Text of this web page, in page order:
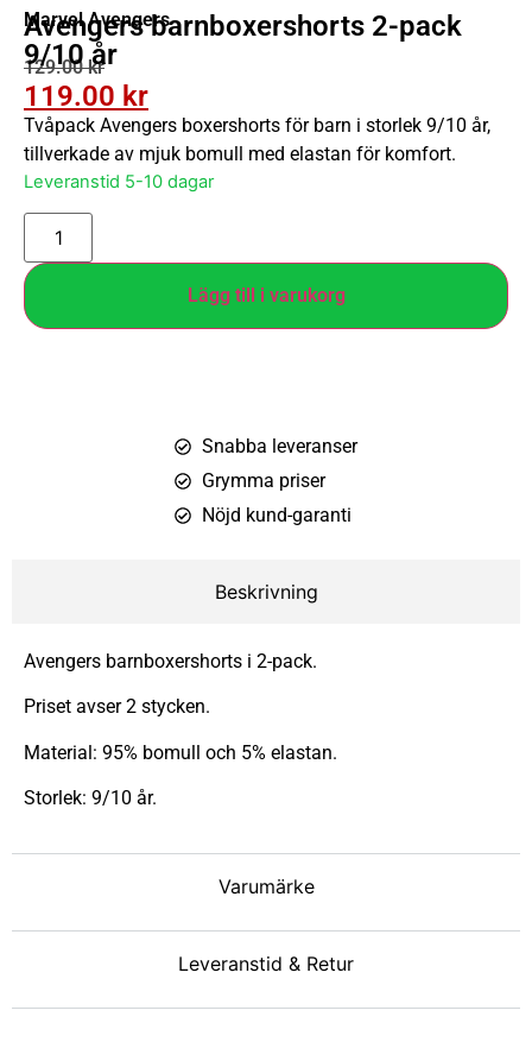
Marvel Avengers
Avengers barnboxershorts 2-pack
9/10 år
129.00kr
119.00 kr
Tvåpack Avengers boxershorts för barn i storlek 9/10 år,
tillverkade av mjuk bomull med elastan för komfort.
Leveranstid 5-10 dagar
Lägg till i varukorg
Snabba leveranser
Grymma priser
Nöjd kund-garanti
Beskrivning
Varumärke
Leveranstid & Retur
Avengers barnboxershorts i 2-pack.
Priset avser 2 stycken.
Material: 95% bomull och 5% elastan.
Storlek: 9/10 år.